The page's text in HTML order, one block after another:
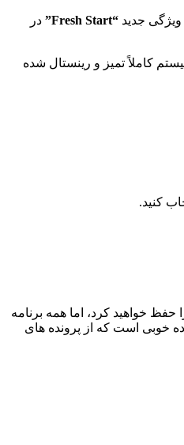
“Fresh Start”
در
به سیستم کاملاً تمیز و رینستال شده
کنید.
خود را حفظ خواهید کرد، اما همه برنامه
خوبی است که از پرونده های